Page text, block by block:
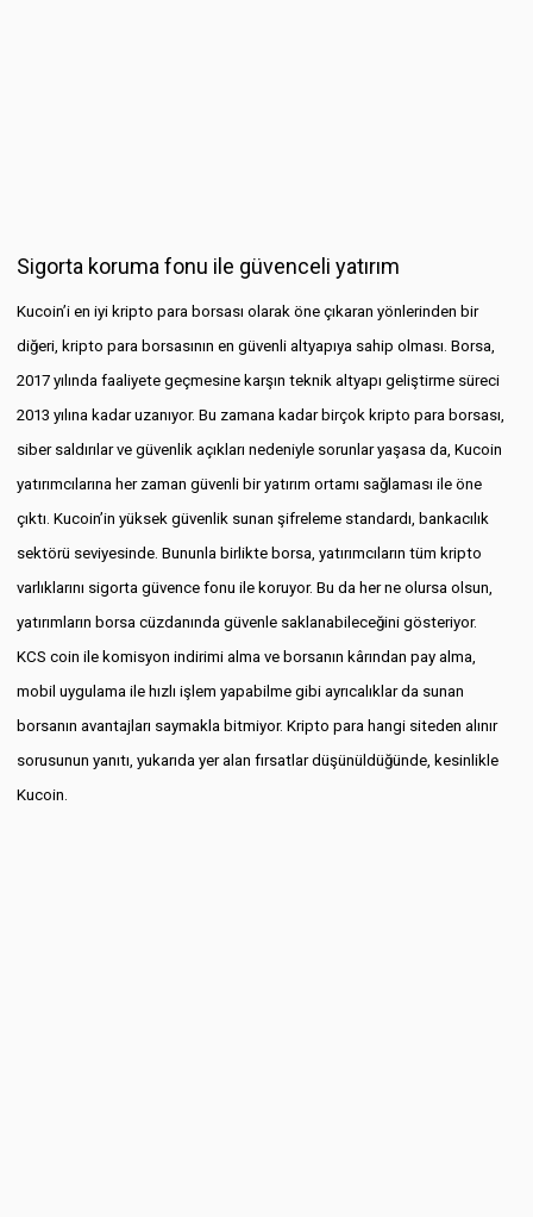
Sigorta koruma fonu ile güvenceli yatırım
Kucoin’i en iyi kripto para borsası olarak öne çıkaran yönlerinden bir
diğeri, kripto para borsasının en güvenli altyapıya sahip olması. Borsa,
2017 yılında faaliyete geçmesine karşın teknik altyapı geliştirme süreci
2013 yılına kadar uzanıyor. Bu zamana kadar birçok kripto para borsası,
siber saldırılar ve güvenlik açıkları nedeniyle sorunlar yaşasa da, Kucoin
yatırımcılarına her zaman güvenli bir yatırım ortamı sağlaması ile öne
çıktı. Kucoin’in yüksek güvenlik sunan şifreleme standardı, bankacılık
sektörü seviyesinde. Bununla birlikte borsa, yatırımcıların tüm kripto
varlıklarını sigorta güvence fonu ile koruyor. Bu da her ne olursa olsun,
yatırımların borsa cüzdanında güvenle saklanabileceğini gösteriyor.
KCS coin ile komisyon indirimi alma ve borsanın kârından pay alma,
mobil uygulama ile hızlı işlem yapabilme gibi ayrıcalıklar da sunan
borsanın avantajları saymakla bitmiyor. Kripto para hangi siteden alınır
sorusunun yanıtı, yukarıda yer alan fırsatlar düşünüldüğünde, kesinlikle
Kucoin.